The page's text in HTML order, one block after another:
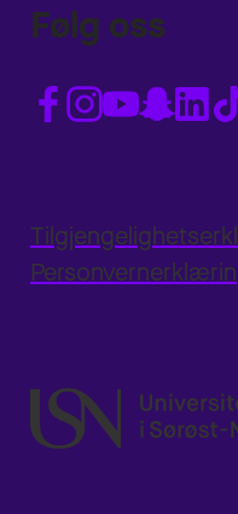
Følg oss